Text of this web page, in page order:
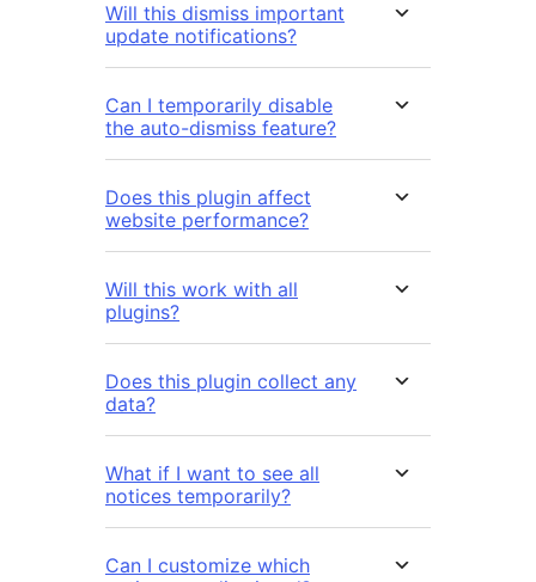
Will this dismiss important
update notifications?
Can I temporarily disable
the auto-dismiss feature?
Does this plugin affect
website performance?
Will this work with all
plugins?
Does this plugin collect any
data?
What if I want to see all
notices temporarily?
Can I customize which